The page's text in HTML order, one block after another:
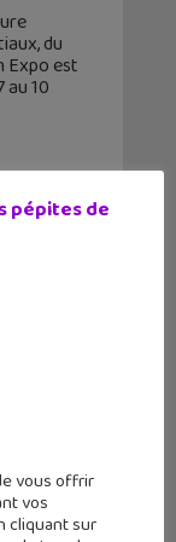
du
Expo est
10
pépites de
vous offrir
vos
cliquant sur